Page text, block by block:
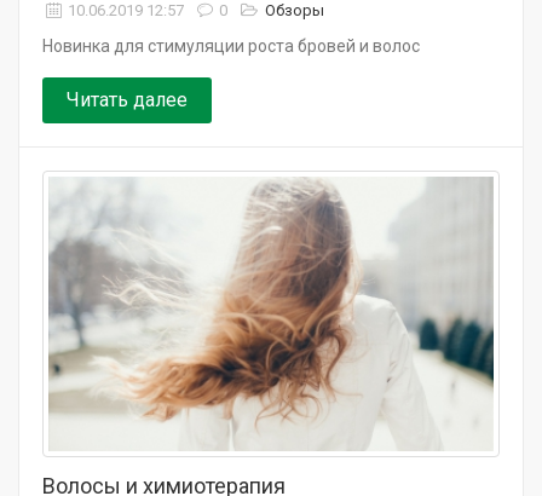
10.06.2019 12:57 0 Обзоры
Новинка для стимуляции роста бровей и волос
Читать далее
Волосы и химиотерапия